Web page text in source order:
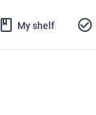
My shelf